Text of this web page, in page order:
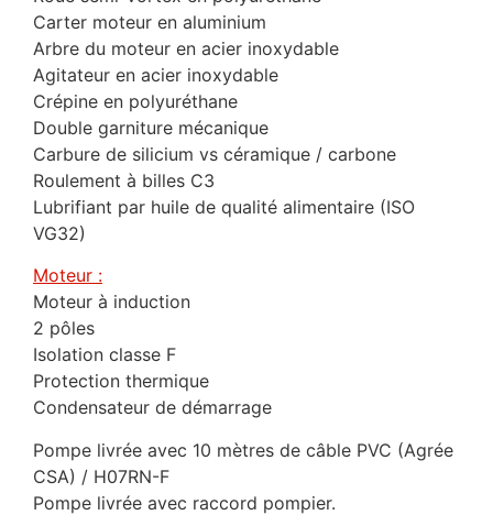
Carter moteur en aluminium
Arbre du moteur en acier inoxydable
Agitateur en acier inoxydable
Crépine en polyuréthane
Double garniture mécanique
Carbure de silicium vs céramique / carbone
Roulement à billes C3
Lubrifiant par huile de qualité alimentaire (ISO
VG32)
Moteur :
Moteur à induction
2 pôles
Isolation classe F
Protection thermique
Condensateur de démarrage
Pompe livrée avec 10 mètres de câble PVC (Agrée
CSA) / H07RN-F
Pompe livrée avec raccord pompier.